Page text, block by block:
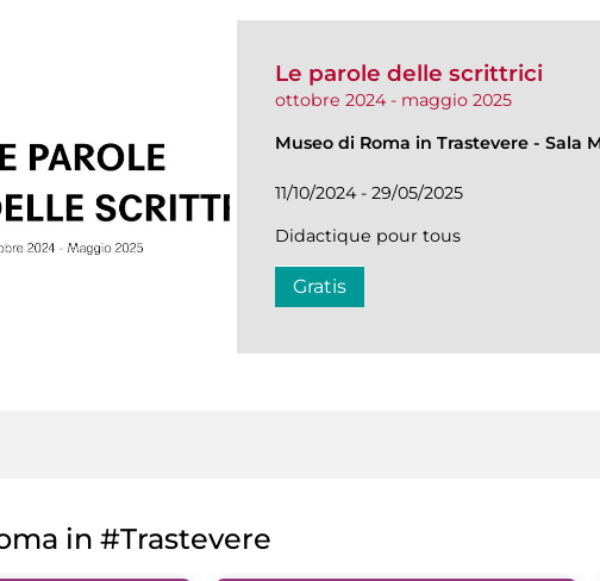
Le parole delle scrittrici
ottobre 2024 - maggio 2025
Museo di Roma in Trastevere - Sala
11/10/2024 - 29/05/2025
Didactique pour tous
Gratis
in #Trastevere